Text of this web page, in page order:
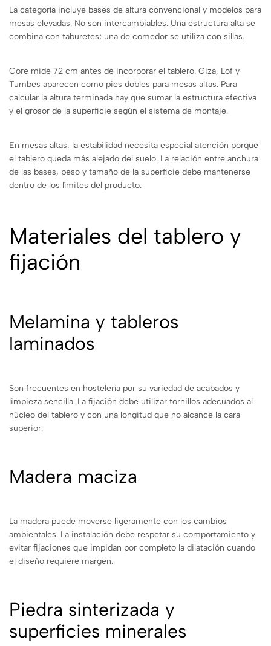
La categoría incluye bases de altura convencional y modelos para
mesas elevadas. No son intercambiables. Una estructura alta se
combina con taburetes; una de comedor se utiliza con sillas.
Core mide 72 cm antes de incorporar el tablero. Giza, Lof y
Tumbes aparecen como pies dobles para mesas altas. Para
calcular la altura terminada hay que sumar la estructura efectiva
y el grosor de la superficie según el sistema de montaje.
En mesas altas, la estabilidad necesita especial atención porque
el tablero queda más alejado del suelo. La relación entre anchura
de las bases, peso y tamaño de la superficie debe mantenerse
dentro de los límites del producto.
Materiales del tablero y
fijación
Melamina y tableros
laminados
Son frecuentes en hostelería por su variedad de acabados y
limpieza sencilla. La fijación debe utilizar tornillos adecuados al
núcleo del tablero y con una longitud que no alcance la cara
superior.
Madera maciza
La madera puede moverse ligeramente con los cambios
ambientales. La instalación debe respetar su comportamiento y
evitar fijaciones que impidan por completo la dilatación cuando
el diseño requiere margen.
Piedra sinterizada y
superficies minerales